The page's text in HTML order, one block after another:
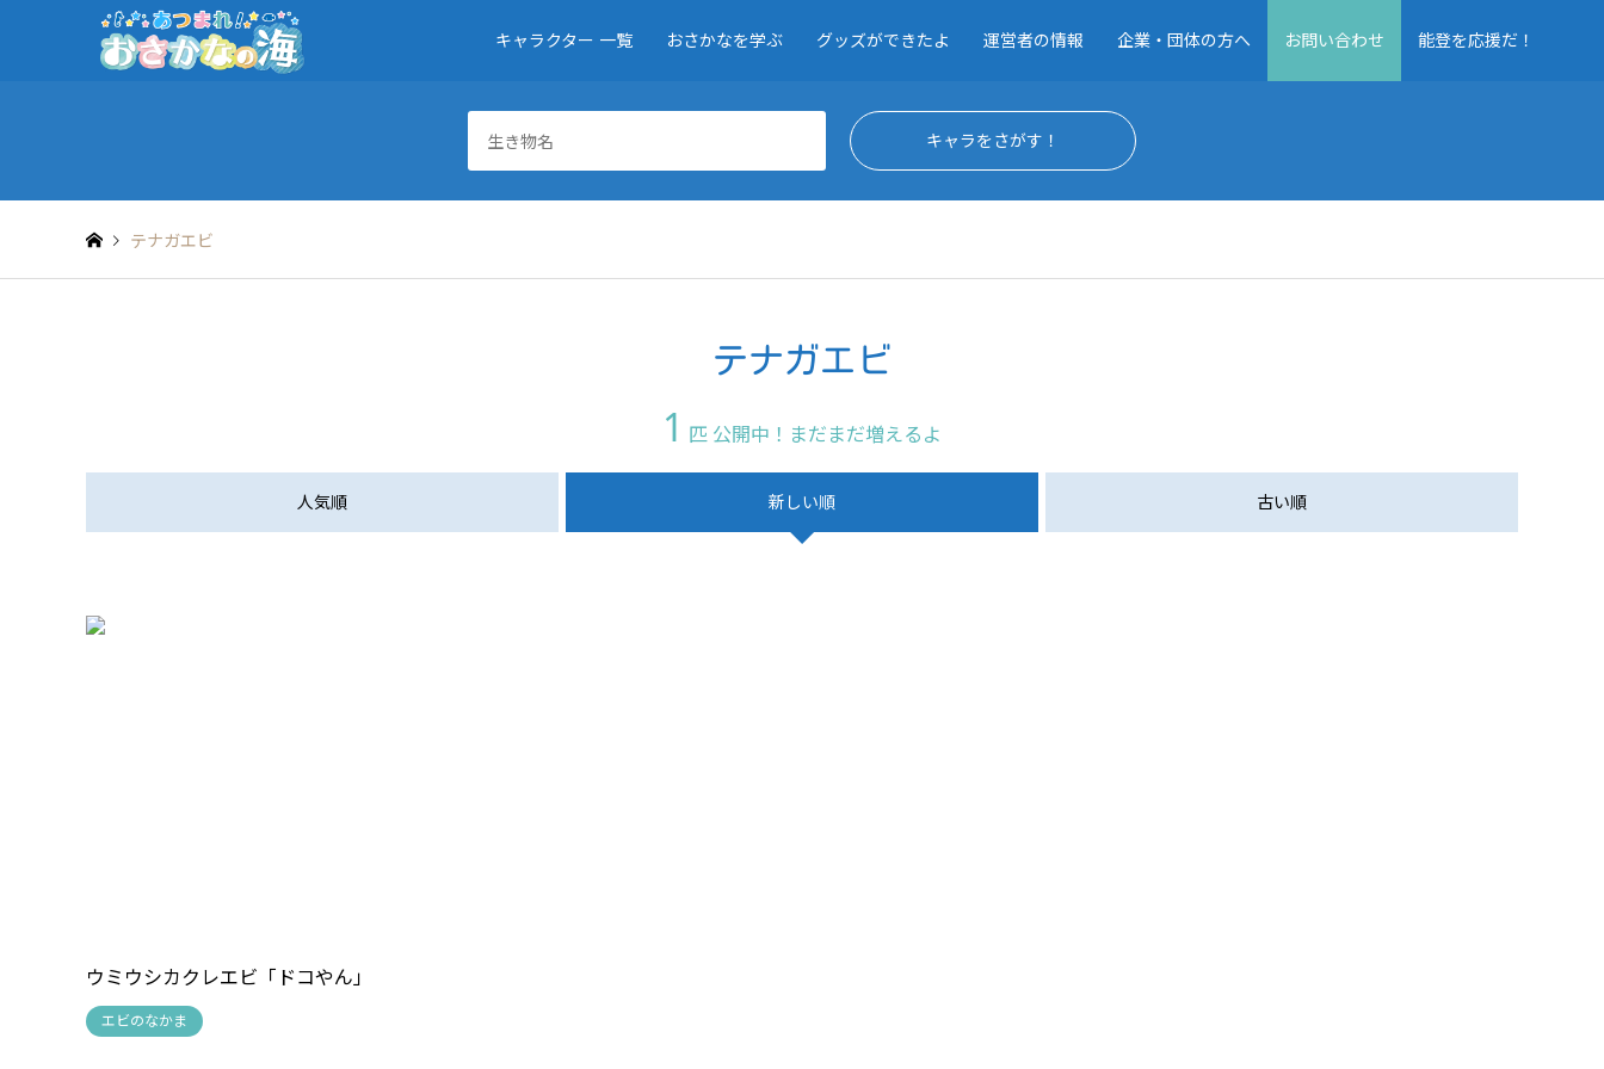
キャラクター 一覧 おさかなを学ぶ グッズができたよ 運営者の情報 企業・団体の方へ お問い合わせ 能登を応援だ！
テナガエビ
テナガエビ
1 匹 公開中！まだまだ増えるよ
人気順 新しい順 古い順
ウミウシカクレエビ 「ドコやん」
エビのなかま